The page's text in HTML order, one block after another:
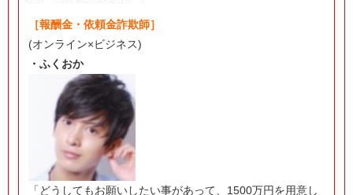
［報酬金・依頼金詐欺師］
(オンライン×ビジネス)
・ふくおか
「どうしてもお願いしたい事があって、1500万円を用意し